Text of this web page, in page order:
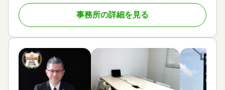
家族信託・終活（老いじたく）や相続手続をメイン
にしております。お客様の利益を一番に考えたご提
案をさせていただきます。もめない相続、スムース
な手続きを目指しております。お気軽にご相談くだ
＜寺岡克彦＞
神戸市 生まれ
大手外資系生命保険会社を経て
事務所の詳細を見る